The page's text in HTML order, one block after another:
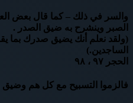
والسر في ذلك – كما قال بعض
الصبر وينشرح به ضيق الصدر .
(ولقد نعلم أنك يضيق صدرك بما
الساجدين.)
الحجر ٩٧ ، ٩٨
فالزموا التسبيح مع كل هم